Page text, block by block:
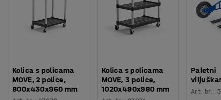
Kolica s policama
MOVE, 2 police,
800x430x960 mm
Kolica s policama
MOVE, 3 police,
1020x490x980 mm
Paletni
Art. br.: